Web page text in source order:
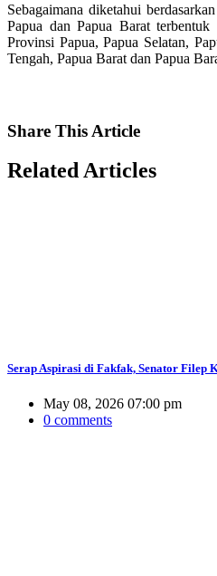
Sebagaimana diketahui
Papua dan Papua Barat
Provinsi Papua, Papua Selatan,
Tengah, Papua Barat dan Papua
Share This Article
RelatedArticles
Serap Aspirasi di Fakfak, Senator Filep
May 08, 2026 07:00 pm
0 comments